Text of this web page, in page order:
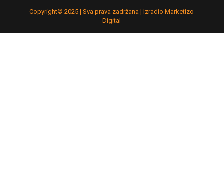
Copyright© 2025 | Sva prava zadržana | Izradio Marketizo
Digital